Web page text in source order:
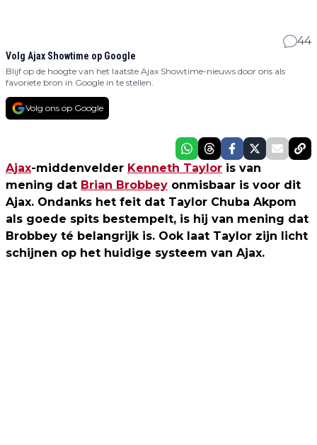
44
Volg Ajax Showtime op Google
Blijf op de hoogte van het laatste Ajax Showtime-nieuws door ons als
favoriete bron in Google in te stellen.
Volg ons op Google
Ajax-middenvelder Kenneth Taylor is van
mening dat Brian Brobbey onmisbaar is voor dit
Ajax. Ondanks het feit dat Taylor Chuba Akpom
als goede spits bestempelt, is hij van mening dat
Brobbey té belangrijk is. Ook laat Taylor zijn licht
schijnen op het huidige systeem van Ajax.